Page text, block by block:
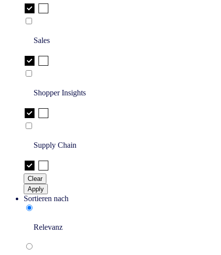
Sales
Shopper Insights
Supply Chain
Clear
Apply
Sortieren nach
Relevanz